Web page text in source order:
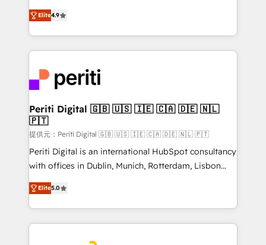
Platform Migration Excellence. • Top 3 Partner of the
Year LATAM 2022, 2023, 2024, 2025. • Partner of the
business with HubSpot? Let Cebra’s experts help
you grow faster, smarter, and with impact.
thinkers. We blend strategy, design, and
development—always fueled by curiosity—to turn
ideas, opportunities, and challenges into meaningful
experiences. To us, technology is more than just
and—most importantly—simple. That’s why we lean
into bold ideas and shape them into thoughtful
products and strategies that actually make a
difference.
Elite4.9
Periti Digital 🇬🇧 🇺🇸 🇮🇪 🇨🇦 🇩🇪 🇳🇱
🇵🇹
提供元：Periti Digital 🇬🇧 🇺🇸 🇮🇪 🇨🇦 🇩🇪 🇳🇱 🇵🇹
Periti Digital is an international HubSpot consultancy
with offices in Dublin, Munich, Rotterdam, Lisbon
and New York. 🔎 We are focused on enhancing
revenue-generation strategies for clients through
complete integration of core business processes
and systems (such as ERP and e-commerce
Elite5.0